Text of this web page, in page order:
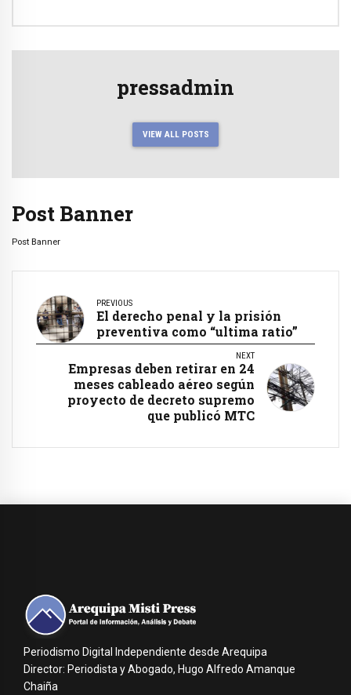
pressadmin
VIEW ALL POSTS
Post Banner
Post Banner
PREVIOUS
El derecho penal y la prisión
preventiva como “ultima ratio”
NEXT
Empresas deben retirar en 24
meses cableado aéreo según
proyecto de decreto supremo
que publicó MTC
Periodismo Digital Independiente desde Arequipa
Director: Periodista y Abogado, Hugo Alfredo Amanque
Chaiña